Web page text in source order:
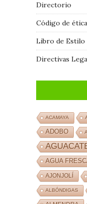
Directorio
Código de ética
Libro de Estilo
Directivas
ACAMAYA
ADOBO
AGUA
AJONJOLÍ
ALBÓNDIGAS